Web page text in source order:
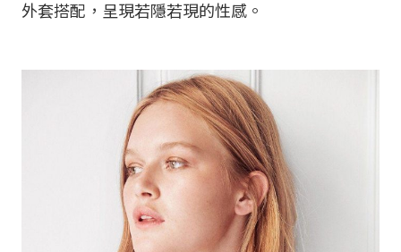
外套搭配，呈現若隱若現的性感。